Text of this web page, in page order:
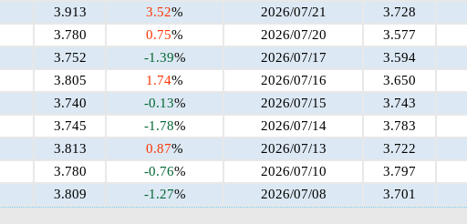
3.913 3.52% 2026/07/21
3.728
3.780 0.75% 2026/07/20
3.577
3.752 -1.39% 2026/07/17
3.594
3.805 1.74% 2026/07/16
3.650
3.740 -0.13% 2026/07/15
3.743
3.745 -1.78% 2026/07/14
3.783
3.813 0.87% 2026/07/13
3.722
3.780 -0.76% 2026/07/10
3.797
3.809 -1.27% 2026/07/08 3.701